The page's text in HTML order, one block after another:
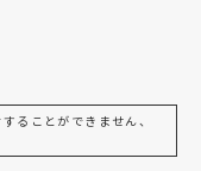
ることができません、